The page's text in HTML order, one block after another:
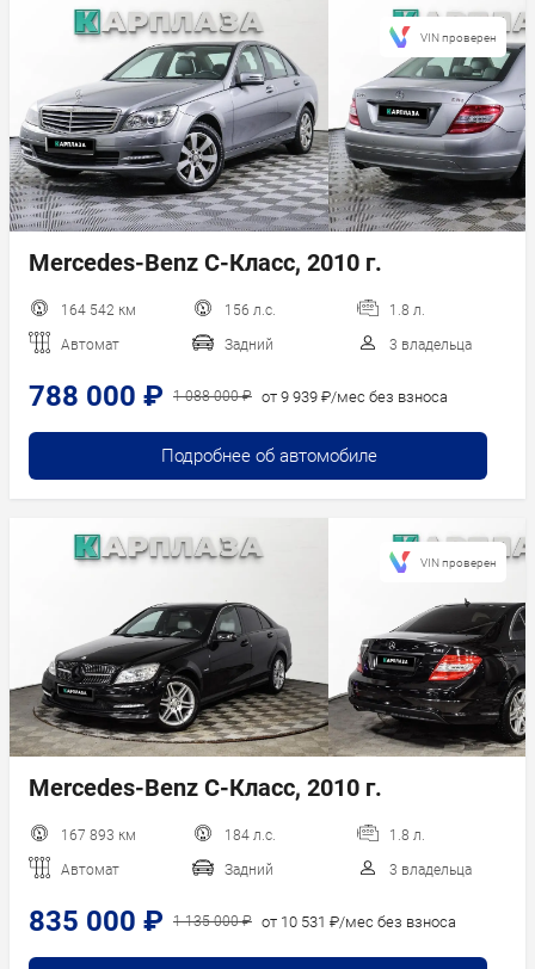
Mercedes-Benz C-Класс, 2010 г.
164 542 км 156 л.с. 1.8 л.
Автомат Задний 3 владельца
788 000 ₽ 1 088 000 ₽ от 9 939 ₽/мес без взноса
Подробнее об автомобиле
VIN проверен
Mercedes-Benz C-Класс, 2010 г.
167 893 км 184 л.с. 1.8 л.
Автомат Задний 3 владельца
835 000 ₽ 1 135 000 ₽ от 10 531 ₽/мес без взноса
VIN проверен